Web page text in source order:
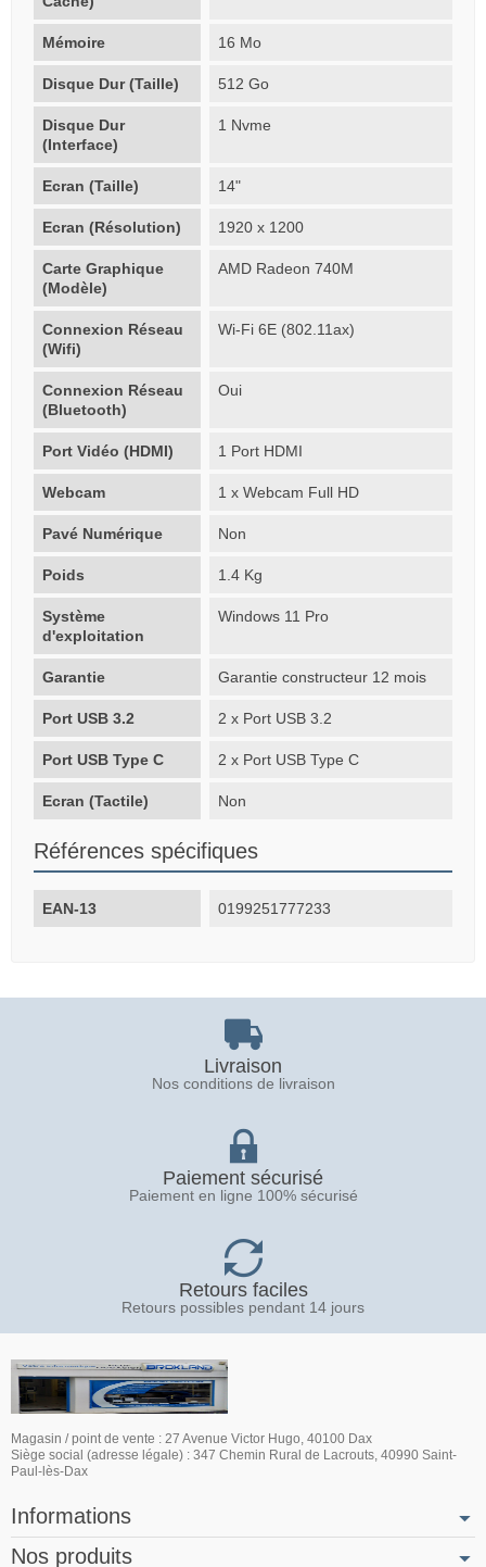
Mémoire 16 Mo
Disque Dur (Taille) 512 Go
Disque Dur
(Interface)
1 Nvme
Ecran (Taille) 14"
Ecran (Résolution) 1920 x 1200
Carte Graphique
(Modèle)
AMD Radeon 740M
Connexion Réseau
(Wifi)
Wi-Fi 6E (802.11ax)
Connexion Réseau
(Bluetooth)
Oui
Port Vidéo (HDMI) 1 Port HDMI
Webcam 1 x Webcam Full HD
Pavé Numérique Non
Poids 1.4 Kg
Système
d'exploitation
Windows 11 Pro
Garantie Garantie constructeur 12 mois
Port USB 3.2 2 x Port USB 3.2
Port USB Type C 2 x Port USB Type C
Ecran (Tactile) Non
Références spécifiques
EAN-13 0199251777233
Livraison
Nos conditions de livraison
Paiement sécurisé
Paiement en ligne 100% sécurisé
Retours faciles
Retours possibles pendant 14 jours
Magasin / point de vente : 27 Avenue Victor Hugo, 40100 Dax
Siège social (adresse légale) : 347 Chemin Rural de Lacrouts, 40990 Saint-
Paul-lès-Dax
Informations
Nos produits